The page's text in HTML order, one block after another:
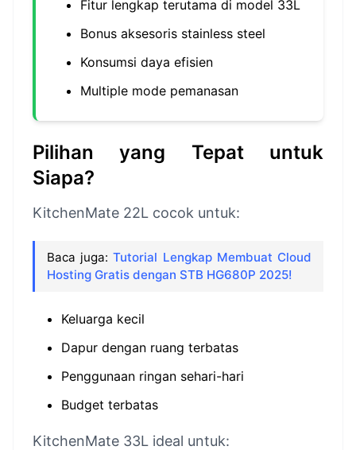
Fitur lengkap terutama di model 33L
Bonus aksesoris stainless steel
Konsumsi daya efisien
Multiple mode pemanasan
Pilihan yang Tepat untuk
Siapa?
KitchenMate 22L cocok untuk:
Baca juga:Tutorial Lengkap Membuat Cloud
Hosting Gratis dengan STB HG680P 2025!
Keluarga kecil
Dapur dengan ruang terbatas
Penggunaan ringan sehari-hari
Budget terbatas
KitchenMate 33L ideal untuk: